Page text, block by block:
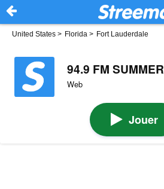
United States > Florida > Fort Lauderdale
94.9 FM SUMMER
Web
Jouer